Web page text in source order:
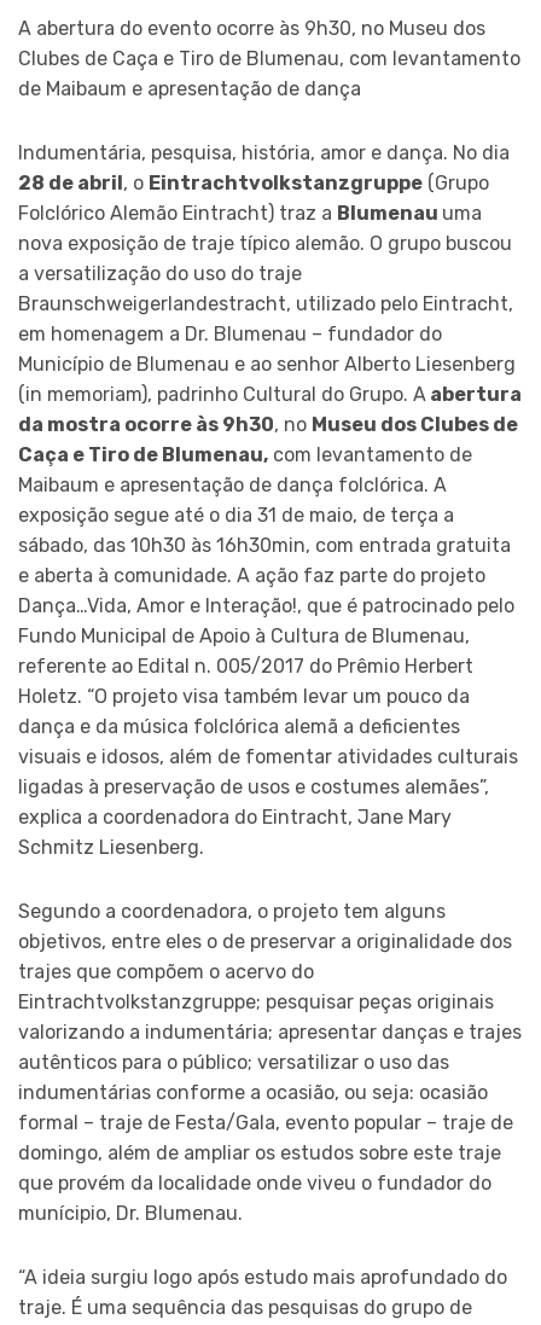
A abertura do evento ocorre às 9h30, no Museu dos
Clubes de Caça e Tiro de Blumenau, com levantamento
de Maibaum e apresentação de dança
Indumentária, pesquisa, história, amor e dança. No dia
28 de abril, o Eintrachtvolkstanzgruppe (Grupo
Folclórico Alemão Eintracht) traz a Blumenau uma
nova exposição de traje típico alemão. O grupo buscou
a versatilização do uso do traje
Braunschweigerlandestracht, utilizado pelo Eintracht,
em homenagem a Dr. Blumenau – fundador do
Município de Blumenau e ao senhor Alberto Liesenberg
(in memoriam), padrinho Cultural do Grupo. A abertura
da mostra ocorre às 9h30, no Museu dos Clubes de
Caça e Tiro de Blumenau, com levantamento de
Maibaum e apresentação de dança folclórica. A
exposição segue até o dia 31 de maio, de terça a
sábado, das 10h30 às 16h30min, com entrada gratuita
e aberta à comunidade. A ação faz parte do projeto
Dança…Vida, Amor e Interação!, que é patrocinado pelo
Fundo Municipal de Apoio à Cultura de Blumenau,
referente ao Edital n. 005/2017 do Prêmio Herbert
Holetz. “O projeto visa também levar um pouco da
dança e da música folclórica alemã a deficientes
visuais e idosos, além de fomentar atividades culturais
ligadas à preservação de usos e costumes alemães”,
explica a coordenadora do Eintracht, Jane Mary
Schmitz Liesenberg.
Segundo a coordenadora, o projeto tem alguns
objetivos, entre eles o de preservar a originalidade dos
trajes que compõem o acervo do
Eintrachtvolkstanzgruppe; pesquisar peças originais
valorizando a indumentária; apresentar danças e trajes
autênticos para o público; versatilizar o uso das
indumentárias conforme a ocasião, ou seja: ocasião
formal – traje de Festa/Gala, evento popular – traje de
domingo, além de ampliar os estudos sobre este traje
que provém da localidade onde viveu o fundador do
munícipio, Dr. Blumenau.
“A ideia surgiu logo após estudo mais aprofundado do
traje. É uma sequência das pesquisas do grupo de